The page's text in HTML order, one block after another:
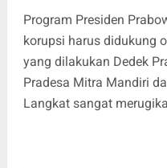
Program Presiden
korupsi harus didukung
yang dilakukan Dedek
Pradesa Mitra Mandiri
Langkat sangat